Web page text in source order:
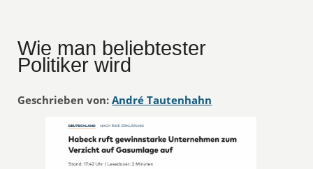
Wie man beliebtester
Politiker wird
Geschrieben von: André Tautenhahn